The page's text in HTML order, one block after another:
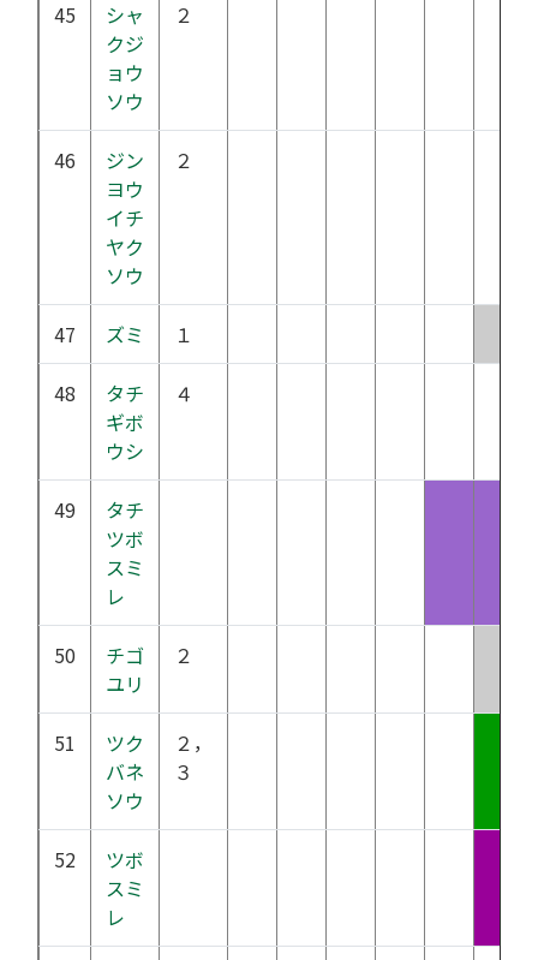
45
シャ
クジ
ョウ
ソウ
２
46
ジン
ヨウ
イチ
ヤク
ソウ
２
47 ズミ １
48
タチ
ギボ
ウシ
４
49
タチ
ツボ
スミ
レ
50
チゴ
ユリ
２
51
ツク
バネ
ソウ
２，
３
52
ツボ
スミ
レ